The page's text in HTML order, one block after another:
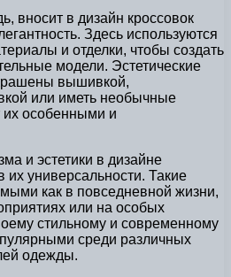
вносит в дизайн кроссовок
Здесь используются
и отделки, чтобы создать
модели. Эстетические
вышивкой,
или иметь необычные
их особенными и
и эстетики в дизайне
их универсальности. Такие
как в повседневной жизни,
или на особых
стильному и современному
среди различных
одежды.